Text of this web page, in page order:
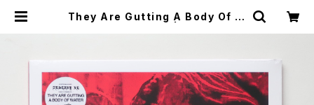
They Are Gutting A Body Of W